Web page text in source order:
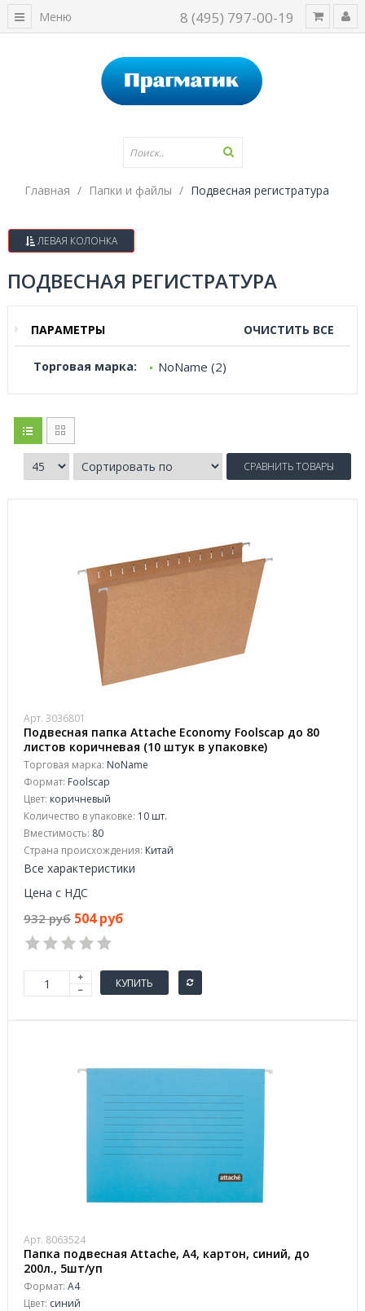
8 (495) 797-00-19
Меню
Главная Папки и файлы Подвесная регистратура
ЛЕВАЯ КОЛОНКА
ПОДВЕСНАЯ РЕГИСТРАТУРА
ПАРАМЕТРЫ ОЧИСТИТЬ ВСЕ
Торговая марка: NoName (2)
СРАВНИТЬ ТОВАРЫ
Арт. 3036801
Подвесная папка Attache Economy Foolscap до 80
листов коричневая (10 штук в упаковке)
Торговая марка: NoName
Формат: Foolscap
Цвет: коричневый
Количество в упаковке: 10 шт.
Вместимость: 80
Страна происхождения: Китай
Все характеристики
Цена с НДС
932 руб 504 руб
КУПИТЬ
Арт. 8063524
Папка подвесная Attache, А4, картон, синий, до
200л., 5шт/уп
Формат: А4
Цвет: синий